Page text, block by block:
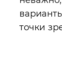
точки